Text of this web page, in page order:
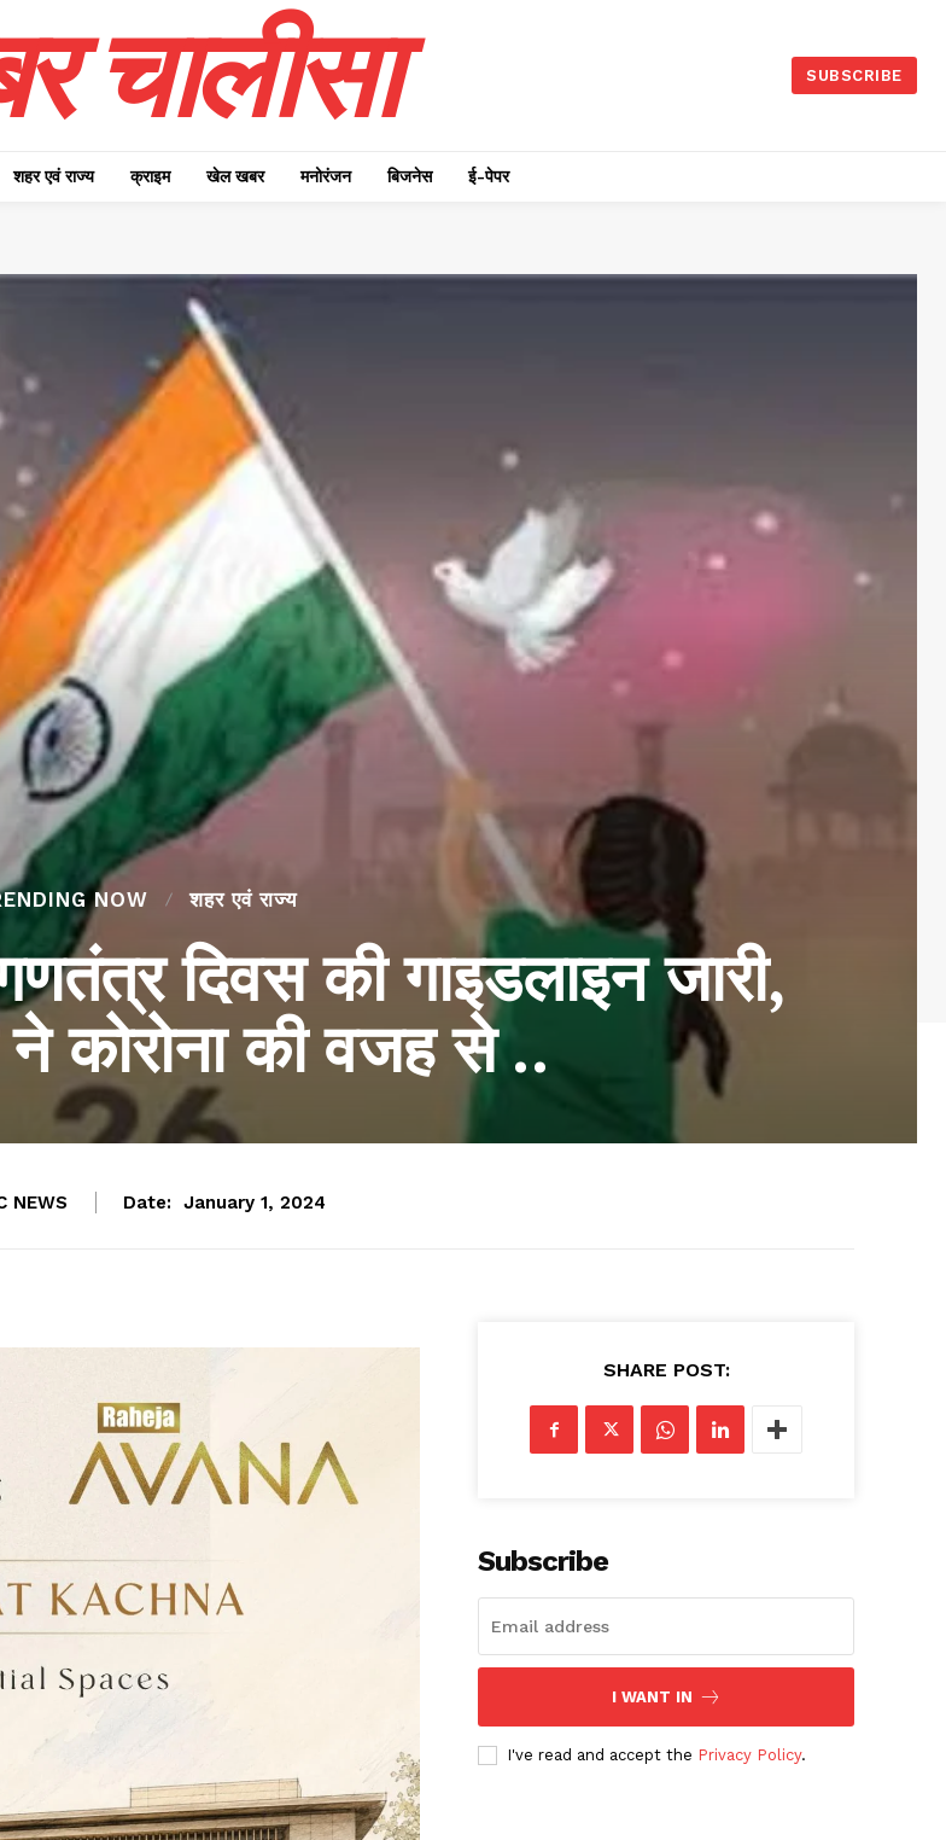
चालीसा SUBSCRIBE
शहर एवं राज्य क्राइम खेल खबर मनोरंजन बिजनेस ई-पेपर
NOW शहर एवं राज्य
दिवस की गाइडलाइन जारी,
कोरोना की वजह से ..
NEWS Date: January 1, 2024
SHARE POST:
Subscribe
I WANT IN
I've read and accept the Privacy Policy.